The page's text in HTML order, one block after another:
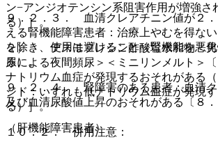
ン−アンジオテンシン系阻害作用が増強さ
る）］。
２）． デスモプレシン酢酸塩水和物＜
尿による夜間頻尿＞＜ミニリンメルト＞
ナトリウム血症が発現するおそれがある
ジド：いずれも低ナトリウム血症が発現
る）］。
１０．２． 併用注意：
９．２．３． 血清クレアチニン値が２
える腎機能障害患者：治療上やむを得な
を除き、使用は避けること（腎機能を悪
る）。
９．２．４． 腎障害のある患者：血清
及び血清尿酸値上昇のおそれがある〔８．
（肝機能障害患者）